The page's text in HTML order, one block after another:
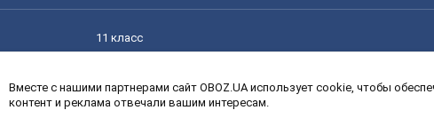
11 класс
1 класс 2 класс 3 класс 4 класс 5 класс 6 класс
Вместе с нашими партнерами сайт OBOZ.UA использует cookie, чтобы
контент и реклама отвечали вашим интересам.